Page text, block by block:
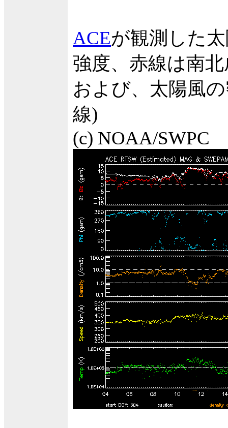
ACEが観測した
強度、赤線は南
および、太陽風
線)
(c) NOAA/SWPC